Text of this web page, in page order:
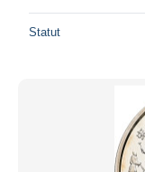
Statut